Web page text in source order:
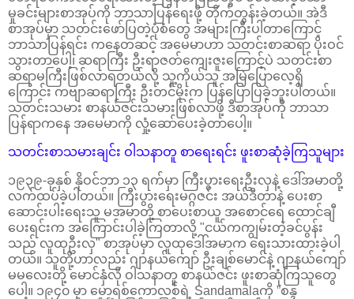
မှုခင်းများစာအုပ်ကို ဘာသာပြန်ရေးဖို့ တိုက်တွန်းခဲ့တယ်။ အဲဒီ
စာအုပ်မှာ သတင်းဖော်ပြတဲ့ပုံစံတွေ အများကြီးပါတာကြောင့်
ဘာသာပြန်ရင်း ကနေတဆင့် အမေမာဟာ သတင်းစာဆရာ ပိုးဝင်
သွားတာပေါ့၊ ဆရာကြီး ဦးရာဇတ်ကျေးဇူးကြောင့်ပဲ သတင်းစာ
ဆရာမကြီးဖြစ်လာရတယ်လို့ သူ့ကိုယ်သူ အမြဲပြောလေ့ရှိ
ကြောင်း ကဗျာဆရာကြီး ဦးတင်မိုးက ပြန်ပြောပြခဲ့ဘူးပါတယ်။
သတင်းသမား စာနယ်ဇင်းသမားဖြစ်လာဖို့ ဒီစာအုပ်ကို ဘာသာ
ပြန်ရာကနေ အမေမာကို လှုံ့ဆော်ပေးခဲ့တာပေါ့။
သတင်းစာသမားချင်း ဝါသနာတူ စာရေးရင်း ဖူးစာဆုံခဲ့ကြသူများ
၁၉၃၉-ခုနှစ် နိုဝင်ဘာ ၁၃ ရက်မှာ ကြီးပွားရေးဦးလှနဲ့ ဒေါ်အမာတို့
လက်ထပ်ခဲ့ပါတယ်။ ကြီးပွားရေးမဂ္ဂဇင်း အယ်ဒီတာနဲ့ ပေးစာ
ဆောင်းပါးရေးသူ မအမာတို့ စာပေးစာယူ အစောင်ရေ ထောင်ချီ
ပေးရင်းက အကြောင်းပါခဲ့ကြတာလို့ "ငယ်ကကျွမ်းတဲ့ခင်ပွန်း
သည် လူထုဦးလှ" စာအုပ်မှာ လူထုဒေါ်အမာက ရေးသားထားခဲ့ပါ
တယ်။ သူတို့ဟာလည်း ဂျာနယ်ကျော် ဦးချစ်မောင်နဲ့ ဂျာနယ်ကျော်
မမလေးတို့ မောင်နှံလို ဝါသနာတူ စာနယ်ဇင်း ဖူးစာဆုံကြသူတွေ
ပေါ့။ ၁၉၄၀ မှာ မောရစ်ကောလစ်ရဲ့ Sandamalaကို ”စန္ဒ